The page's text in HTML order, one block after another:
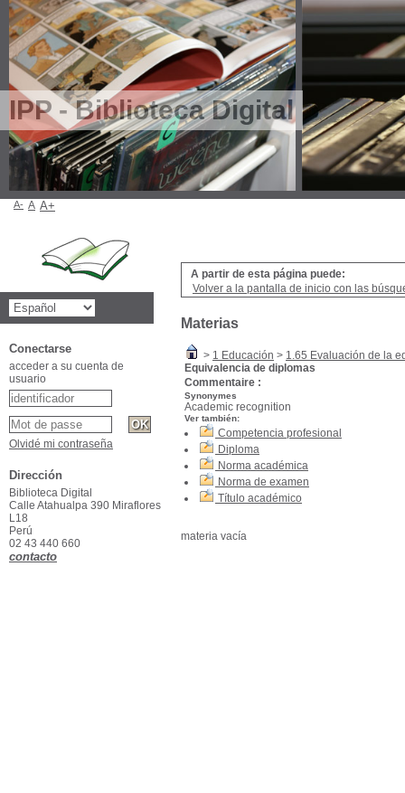
IPP - Biblioteca Digital
A partir de esta página puede:
Volver a la pantalla de inicio con las
Materias
> 1 Educación > 1.65 Evaluación de la
Equivalencia de diplomas
Commentaire :
Synonymes
Academic recognition
Ver también:
Competencia profesional
Diploma
Norma académica
Norma de examen
Título académico
materia vacía
A- A A+
Conectarse
acceder a su cuenta de
usuario
Olvidé mi contraseña
Dirección
Biblioteca Digital
Calle Atahualpa 390 Miraflores
L18
Perú
02 43 440 660
contacto